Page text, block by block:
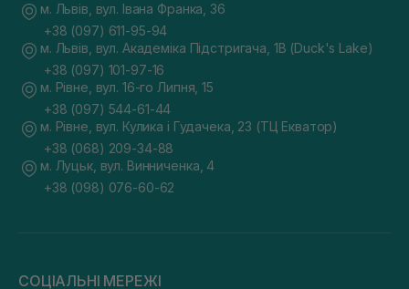
м. Львів, вул. Івана Франка, 36
+38 (097) 611-95-94
м. Львів, вул. Академіка Підстригача, 1В (Duck's Lake)
+38 (097) 101-97-16
м. Рівне, вул. 16-го Липня, 15
+38 (097) 544-61-44
м. Рівне, вул. Кулика і Гудачека, 23 (ТЦ Екватор)
+38 (068) 209-34-88
м. Луцьк, вул. Винниченка, 4
+38 (098) 076-60-62
СОЦІАЛЬНІ МЕРЕЖІ